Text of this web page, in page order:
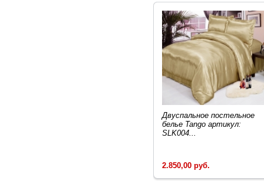
Двуcпальное постельное
белье Tango артикул:
SLK004...
2.850,00 руб.